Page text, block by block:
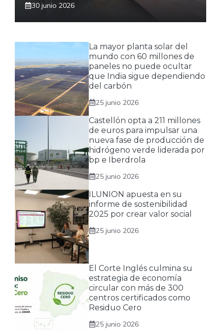
30 junio 2026
La mayor planta solar del
mundo con 60 millones de
paneles no puede ocultar
que India sigue dependiendo
del carbón
25 junio 2026
Castellón opta a 211 millones
de euros para impulsar una
nueva fase de producción de
hidrógeno verde liderada por
bp e Iberdrola
25 junio 2026
ILUNION apuesta en su
informe de sostenibilidad
2025 por crear valor social
25 junio 2026
El Corte Inglés culmina su
estrategia de economía
circular con más de 300
centros certificados como
Residuo Cero
25 junio 2026